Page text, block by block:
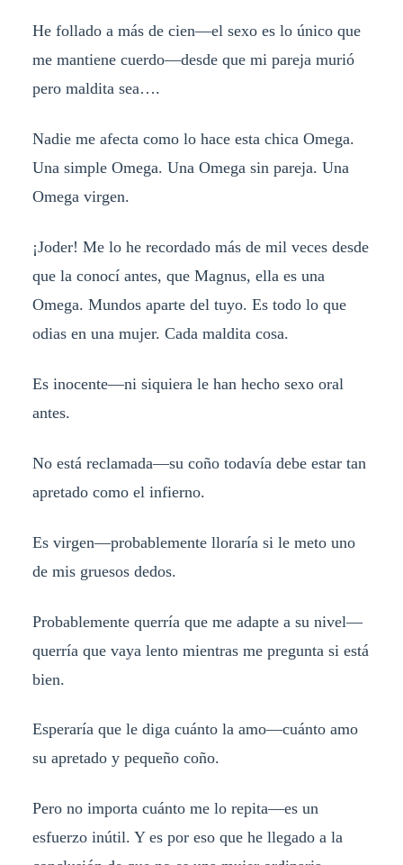
He follado a más de cien—el sexo es lo único que
me mantiene cuerdo—desde que mi pareja murió
pero maldita sea….
Nadie me afecta como lo hace esta chica Omega.
Una simple Omega. Una Omega sin pareja. Una
Omega virgen.
¡Joder! Me lo he recordado más de mil veces desde
que la conocí antes, que Magnus, ella es una
Omega. Mundos aparte del tuyo. Es todo lo que
odias en una mujer. Cada maldita cosa.
Es inocente—ni siquiera le han hecho sexo oral
antes.
No está reclamada—su coño todavía debe estar tan
apretado como el infierno.
Es virgen—probablemente lloraría si le meto uno
de mis gruesos dedos.
Probablemente querría que me adapte a su nivel—
querría que vaya lento mientras me pregunta si está
bien.
Esperaría que le diga cuánto la amo—cuánto amo
su apretado y pequeño coño.
Pero no importa cuánto me lo repita—es un
esfuerzo inútil. Y es por eso que he llegado a la